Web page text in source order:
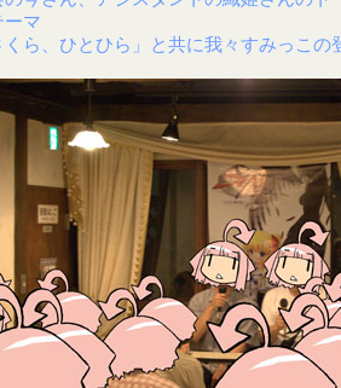
ーマ
くら、ひとひら」と共に我々すみっこ